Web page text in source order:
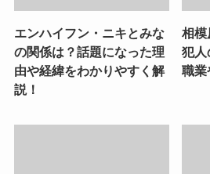
エンハイフン・ニキとみな
の関係は？話題になった理
由や経緯をわかりやすく解
説！
相模
犯人
職業